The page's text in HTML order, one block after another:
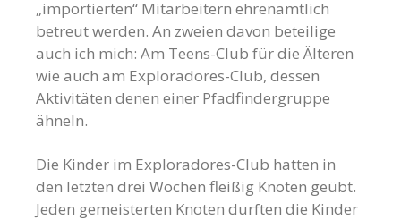
„importierten“ Mitarbeitern ehrenamtlich
betreut werden. An zweien davon beteilige
auch ich mich: Am Teens-Club für die Älteren
wie auch am Exploradores-Club, dessen
Aktivitäten denen einer Pfadfindergruppe
ähneln.
Die Kinder im Exploradores-Club hatten in
den letzten drei Wochen fleißig Knoten geübt.
Jeden gemeisterten Knoten durften die Kinder